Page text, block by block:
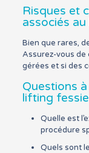
Risques et
associés
Bien que rares,
Assurez-vous de
gérées et si des
Questions
lifting
Quelle est
procédure
Quels sont